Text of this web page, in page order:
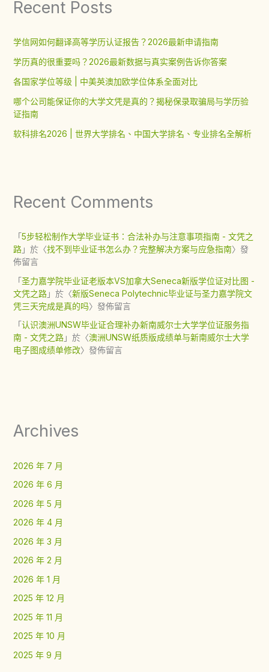
Recent Posts
学信网如何翻译高等学历认证报告？2026最新申请指南
学历真的很重要吗？2026最新数据与真实案例告诉你答案
各国家学位等级 | 中美英澳加欧学位体系全面对比
哪个公司能保证你的大学文凭是真的？揭秘保录取骗局与学历验
证指南
软科排名2026 | 世界大学排名、中国大学排名、专业排名全解析
Recent Comments
「 5步轻松制作大学毕业证书：合法补办与注意事项指南 - 文凭之
路」於〈找不到毕业证书怎么办？完整解决方案与应急指南〉發
佈留言
「圣力嘉学院毕业证老版本VS加拿大Seneca新版学位证对比图 -
文凭之路」於〈新版Seneca Polytechnic毕业证与圣力嘉学院文
凭三天完成是真的吗〉發佈留言
「 认识澳洲UNSW毕业证合理补办新南威尔士大学学位证服务指
南 - 文凭之路」於〈澳洲UNSW纸质版成绩单与新南威尔士大学
电子图成绩单修改〉發佈留言
Archives
2026 年 7 月
2026 年 6 月
2026 年 5 月
2026 年 4 月
2026 年 3 月
2026 年 2 月
2026 年 1 月
2025 年 12 月
2025 年 11 月
2025 年 10 月
2025 年 9 月